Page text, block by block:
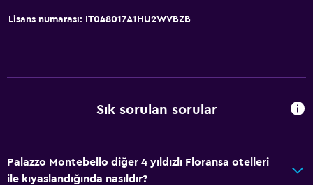
Lisans numarası: IT048017A1HU2WVBZB
Sık sorulan sorular
Palazzo Montebello diğer 4 yıldızlı Floransa otelleri
ile kıyaslandığında nasıldır?